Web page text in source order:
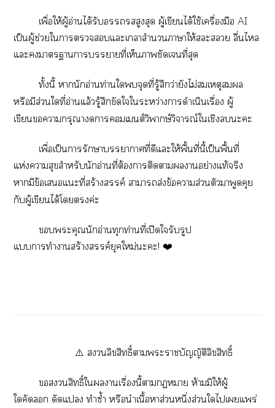
เพื่อให้ผู้อ่านได้รับสูงสุด ผู้เขียนได้ใช้เครื่องมือ AI
เป็นผู้ช่วยใาแะเาสำนวนาาให้ะ ลื่นไ
แะาาาาที่เห็นาชัดเจนที่สุด
ทั้งนี้ านักอ่านท่านใจุดที่รู้สึกว่ายังไม่สมเหตุสมผล
หรือมีส่วนใที่อ่านแล้วรู้สึกขัดใใระหว่างาดำเนินเรื่อง ผู้
เขียนากรุณาาเต์วิพากษ์วิจารณ์ใเชิงะะ
เพื่อเป็นารักษาาาที่ดีแะให้พื้นที่นี้เป็นพื้นที่
แห่งาสุขสำหรับนักอ่านที่ต้องาติดาาย่างแท้จริง
ามีข้อเแะที่สร้างสรรค์ าาส่งข้อาส่วนตัวาพูดคุย
กับผู้เขียนได้โค่ะ
ะคุณนักอ่านทุกท่านที่เปิดใรับรูป
แาทำาสร้างสรรค์ยุคใหม่ะะ! ❤️
⚠️ ลิขสิทธิ์าะาบัญญัติลิขสิทธิ์
สิทธิ์ใานเรื่องนี้าา ห้ามมิให้ผู้
ใคัด ดัดแ ทำซ้ำ หรือนำเนื้อหาส่หนึ่งส่วนใไเแพร่